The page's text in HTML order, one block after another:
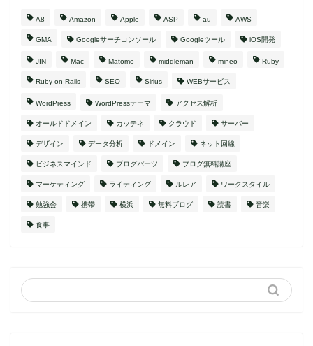
A8 Amazon Apple ASP au AWS
GMA Googleサーチコンソール Googleツール iOS開発
JIN Mac Matomo middleman mineo Ruby
Ruby on Rails SEO Sirius WEBサービス
WordPress WordPressテーマ アクセス解析
オールドドメイン カッテネ クラウド サーバー
デザイン データ分析 ドメイン ネット回線
ビジネスマインド ブログパーツ ブログ無料講座
マーケティング ライティング ルレア ワークスタイル
勉強会 携帯 横浜 無料ブログ 読書 音楽
食事